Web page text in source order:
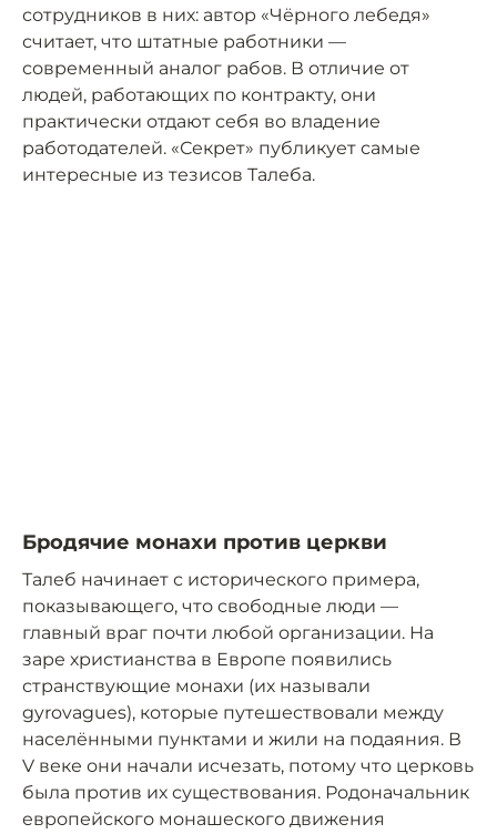
сотрудников в них: автор «Чёрного лебедя»
считает, что штатные работники —
современный аналог рабов. В отличие от
людей, работающих по контракту, они
практически отдают себя во владение
работодателей. «Секрет» публикует самые
интересные из тезисов Талеба.
Бродячие монахи против церкви
Талеб начинает с исторического примера,
показывающего, что свободные люди —
главный враг почти любой организации. На
заре христианства в Европе появились
странствующие монахи (их называли
gyrovagues), которые путешествовали между
населёнными пунктами и жили на подаяния. В
V веке они начали исчезать, потому что церковь
была против их существования. Родоначальник
европейского монашеского движения